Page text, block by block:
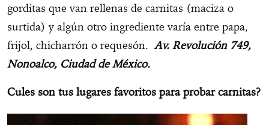
gorditas que van rellenas de carnitas (maciza o
surtida) y algún otro ingrediente varía entre papa,
frijol, chicharrón o requesón.Av. Revolución 749,
Nonoalco, Ciudad de México.
Cules son tus lugares favoritos para probar carnitas?